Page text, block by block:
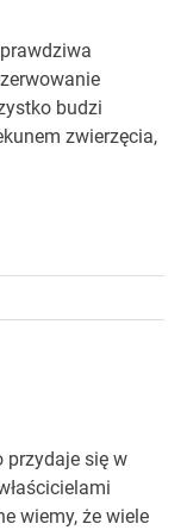
budzi
zwierzęcia,
przydaje się w
wiemy, że wiele